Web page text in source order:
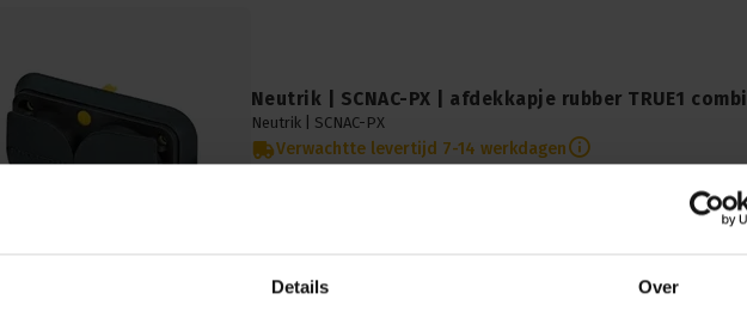
Details Over
Neutrik | SCNAC-PX | afdekkapje rubber TRUE1 combi
Neutrik | SCNAC-PX
Verwachtte levertijd 7-14 werkdagen
Beschermt tegen stof en beschadigingen, ideaal voor professionele